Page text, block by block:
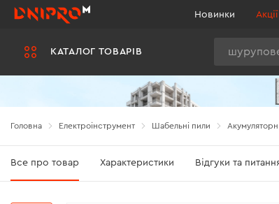
КАТАЛОГ ТОВАРІВ
Новинки Акції
Головна Електроінструмент Шабельні пили
Все про товар Характеристики Відгуки та